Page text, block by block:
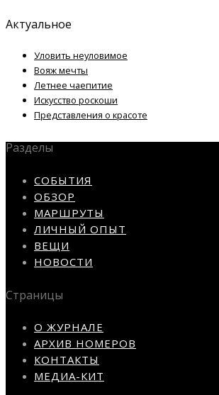
Актуальное
Уловить неуловимое
Вояж мечты
Летнее чаепитие
Искусство роскоши
Представления о красоте
Разделы
СОБЫТИЯ
ОБЗОР
МАРШРУТЫ
ЛИЧНЫЙ ОПЫТ
ВЕЩИ
НОВОСТИ
Страницы
О ЖУРНАЛЕ
АРХИВ НОМЕРОВ
КОНТАКТЫ
МЕДИА-КИТ